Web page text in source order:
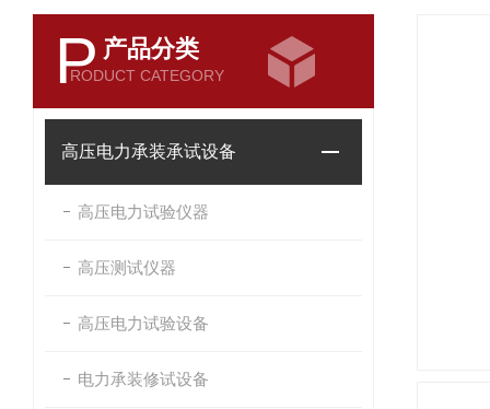
P 产品分类
RODUCT CATEGORY
高压电力承装承试设备
高压电力试验仪器
高压测试仪器
高压电力试验设备
电力承装修试设备